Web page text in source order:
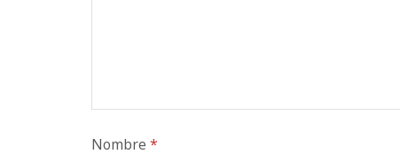
Nombre *